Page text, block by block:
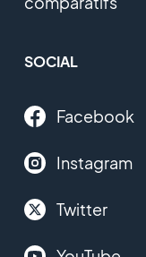
SOCIAL
Facebook
Instagram
Twitter